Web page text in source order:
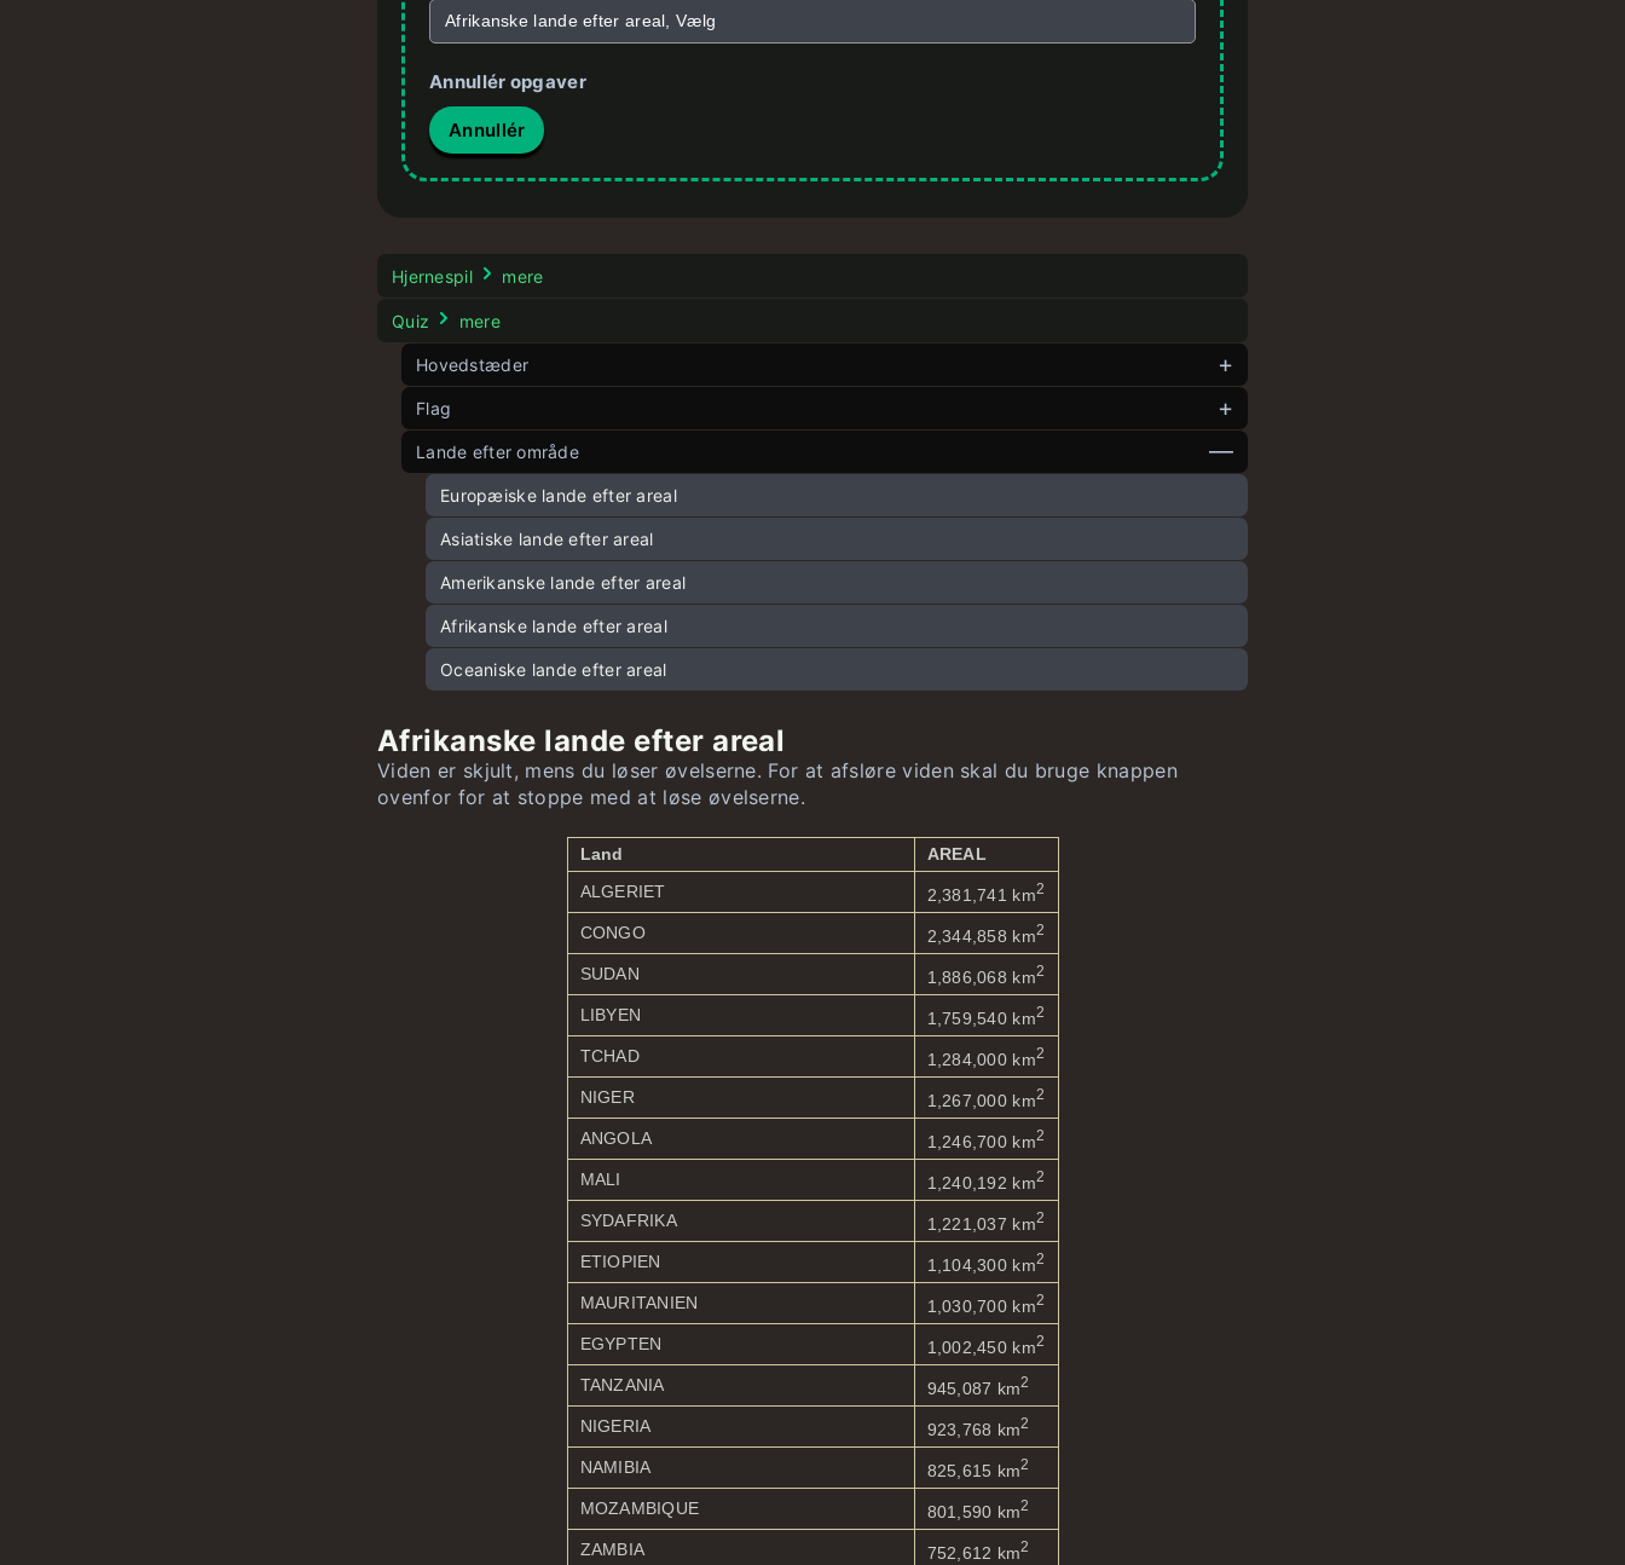
Afrikanske lande efter areal, Vælg
Annullér opgaver
Annullér
Hjernespil mere
Quiz mere
Hovedstæder
Hovedstæder i Europa
Hovedstæder i Asien
Hovedstæder i Nordamerika og Caribien
Hovedstæder i Sydamerika
Hovedstæder i Afrika
Hovedstæder i Oceanien
Flag
Europæiske flag
Asiatiske flag
Afrikanske flag
Nordamerikanske og Caribiske flag
Sydamerikanske flag
Oceaniske flag
Lande efter område
Europæiske lande efter areal
Asiatiske lande efter areal
Amerikanske lande efter areal
Afrikanske lande efter areal
Oceaniske lande efter areal
Afrikanske lande efter areal
Viden er skjult, mens du løser øvelserne. For at afsløre viden skal du bruge knappen
ovenfor for at stoppe med at løse øvelserne.
Land
AREAL
ALGERIET
2,381,741 km2
CONGO 2,344,858 km2
SUDAN 1,886,068 km2
LIBYEN 1,759,540 km2
TCHAD 1,284,000 km2
NIGER 1,267,000 km2
ANGOLA 1,246,700 km2
MALI 1,240,192 km2
SYDAFRIKA 1,221,037 km2
ETIOPIEN 1,104,300 km2
MAURITANIEN 1,030,700 km2
EGYPTEN 1,002,450 km2
TANZANIA 945,087 km2
NIGERIA 923,768 km2
NAMIBIA 825,615 km2
MOZAMBIQUE 801,590 km2
ZAMBIA 752,612 km2